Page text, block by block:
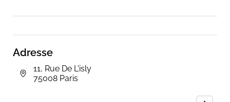
Adresse
11, Rue De L'isly
75008 Paris